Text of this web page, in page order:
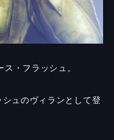
・フラッシュ。
ュのヴィランとして登